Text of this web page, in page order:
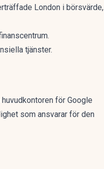
London i börsvärde,
tjänster.
för Google
som ansvarar för den